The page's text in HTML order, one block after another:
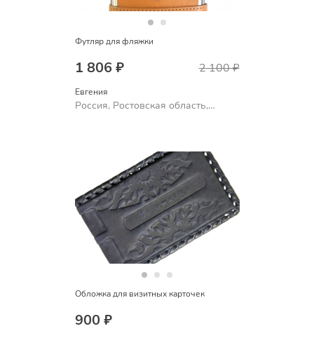
Футляр для фляжки
1 806 ₽ 2 100 ₽
Евгения
Россия, Ростовская область,
Обложка для визитных карточек
900 ₽